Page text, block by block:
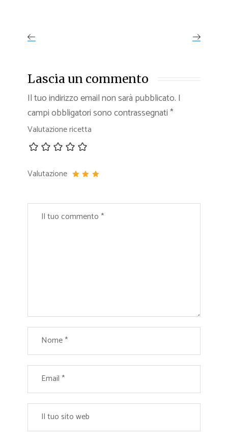
Lascia un commento
Il tuo indirizzo email non sarà pubblicato. I
campi obbligatori sono contrassegnati*
Valutazione ricetta
Valutazione